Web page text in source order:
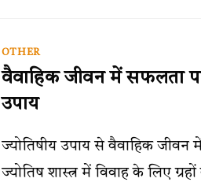
OTHER
वैवाहिक जीवन में सफलता
उपाय
ज्योतिषीय उपाय से वैवाहिक जीवन
ज्योतिष शास्त्र में विवाह के लिए